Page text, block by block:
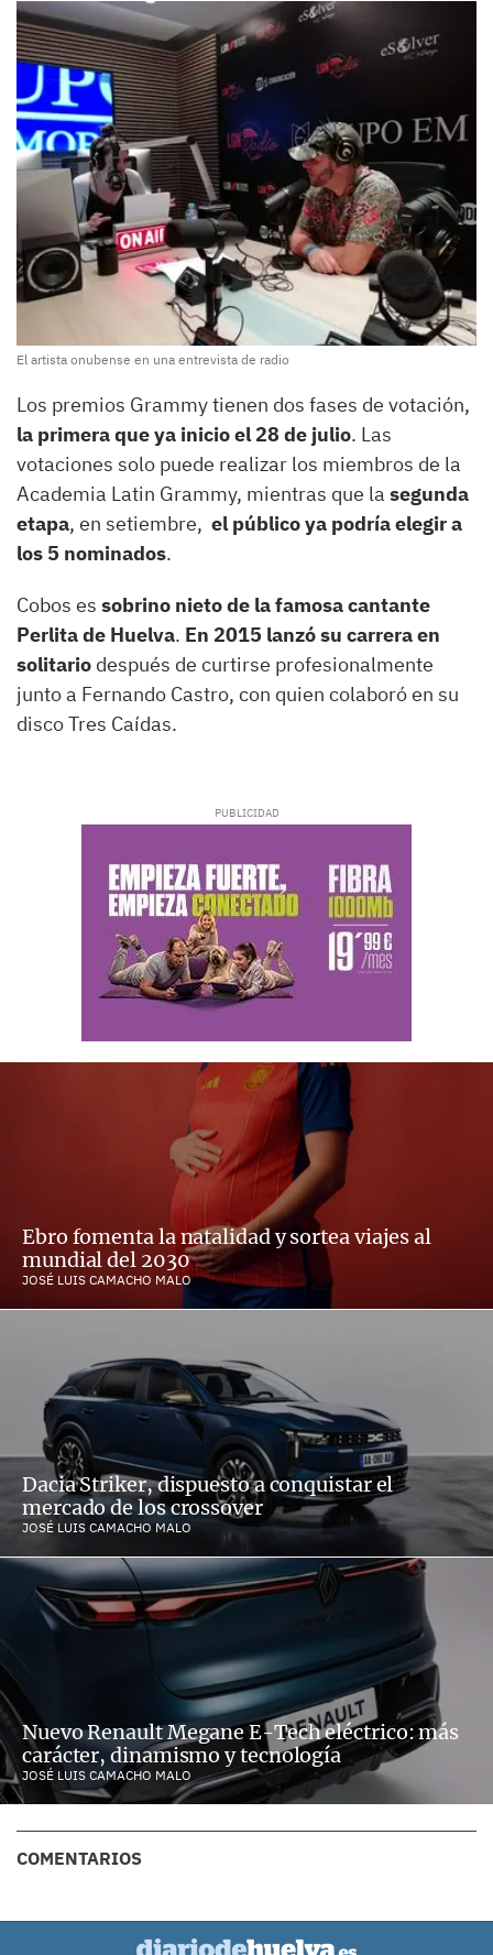
El artista onubense en una entrevista de radio
Los premios Grammy tienen dos fases de votación,
la primera que ya inicio el 28 de julio. Las
votaciones solo puede realizar los miembros de la
Academia Latin Grammy, mientras que la segunda
etapa, en setiembre, el público ya podría elegir a
los 5 nominados.
Cobos es sobrino nieto de la famosa cantante
Perlita de Huelva. En 2015 lanzó su carrera en
solitario después de curtirse profesionalmente
junto a Fernando Castro, con quien colaboró en su
disco Tres Caídas.
Ebro fomenta la natalidad y sortea viajes al
mundial del 2030
JOSÉ LUIS CAMACHO MALO
Dacia Striker, dispuesto a conquistar el
mercado de los crossover
JOSÉ LUIS CAMACHO MALO
Nuevo Renault Megane E-Tech eléctrico: más
carácter, dinamismo y tecnología
JOSÉ LUIS CAMACHO MALO
COMENTARIOS